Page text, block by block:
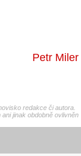
Petr Miler
redakce či autora.
jinak obdobně ovlivněn